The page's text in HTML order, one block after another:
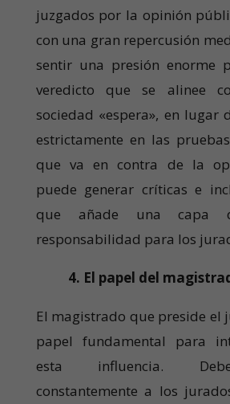
juzgados por la opinión
con una gran repercusión
sentir una presión enorme
veredicto que se alinee
sociedad «espera», en lugar
estrictamente en las
que va en contra de la
puede generar críticas e
que añade una capa
responsabilidad para los
4. El papel del
El magistrado que preside el
papel fundamental para
esta influencia.
constantemente a los